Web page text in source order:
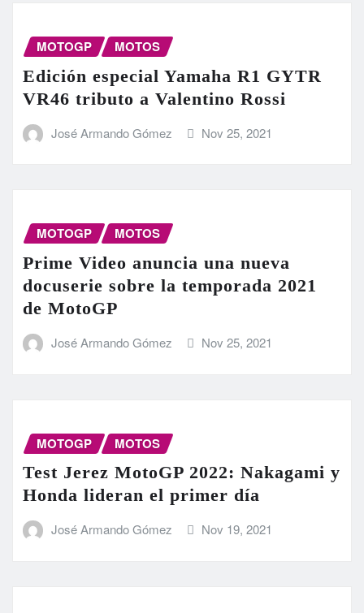
MOTOGP MOTOS
Edición especial Yamaha R1 GYTR
VR46 tributo a Valentino Rossi
José Armando Gómez Nov 25, 2021
MOTOGP MOTOS
Prime Video anuncia una nueva
docuserie sobre la temporada 2021
de MotoGP
José Armando Gómez Nov 25, 2021
MOTOGP MOTOS
Test Jerez MotoGP 2022: Nakagami y
Honda lideran el primer día
José Armando Gómez Nov 19, 2021